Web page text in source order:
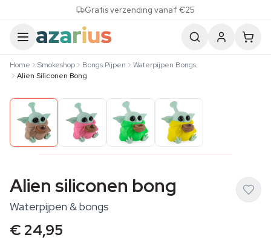
Gratis verzending vanaf €25
Home Smokeshop Bongs Pijpen
Waterpijpen Bongs
Alien Siliconen Bong
Alien siliconen bong
Waterpijpen & bongs
€ 24,95